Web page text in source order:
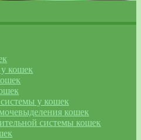
кошек
у кошек
кошек
системы кошек